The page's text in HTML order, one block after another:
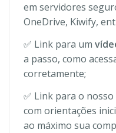
em servidores
OneDrive, Kiwify,
✅ Link para um
a passo, como
corretamente;
✅ Link para o nosso
com orientações
ao máximo sua